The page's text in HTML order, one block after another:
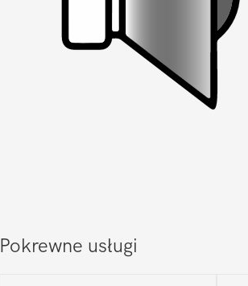
Pokrewne usługi